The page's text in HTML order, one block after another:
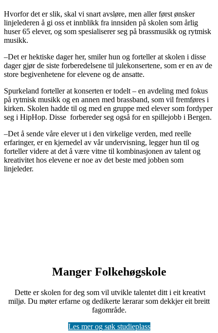
Hvorfor det er slik, skal vi snart avsløre, men aller først ønsker
linjelederen å gi oss et innblikk fra innsiden på skolen som årlig
huser 65 elever, og som spesialiserer seg på brassmusikk og rytmisk
musikk.
–Det er hektiske dager her, smiler hun og forteller at skolen i disse
dager gjør de siste forberedelsene til julekonsertene, som er en av de
store begivenhetene for elevene og de ansatte.
Spurkeland forteller at konserten er todelt – en avdeling med fokus
på rytmisk musikk og en annen med brassband, som vil fremføres i
kirken. Skolen hadde til og med en gruppe med elever som fordyper
seg i HipHop. Disse forbereder seg også for en spillejobb i Bergen.
–Det å sende våre elever ut i den virkelige verden, med reelle
erfaringer, er en kjernedel av vår undervisning, legger hun til og
forteller videre at det å være vitne til kombinasjonen av talent og
kreativitet hos elevene er noe av det beste med jobben som
linjeleder.
Manger Folkehøgskole
Dette er skolen for deg som vil utvikle talentet ditt i eit kreativt
miljø. Du møter erfarne og dedikerte lærarar som dekkjer eit breitt
fagområde.
Les mer og søk studieplass